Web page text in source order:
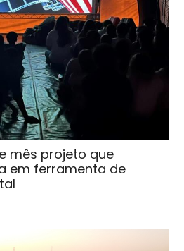
mês projeto que
em ferramenta de